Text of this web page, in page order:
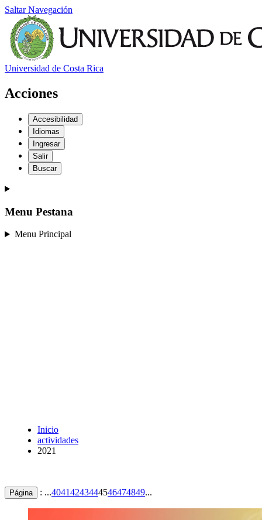
Saltar Navegación
Universidad de Costa Rica
Acciones
Accesibilidad
Idiomas
Ingresar
Salir
Buscar
Menu Pestana
Menu Principal
Inicio
actividades
2021
Página : ...40414243444546474849...